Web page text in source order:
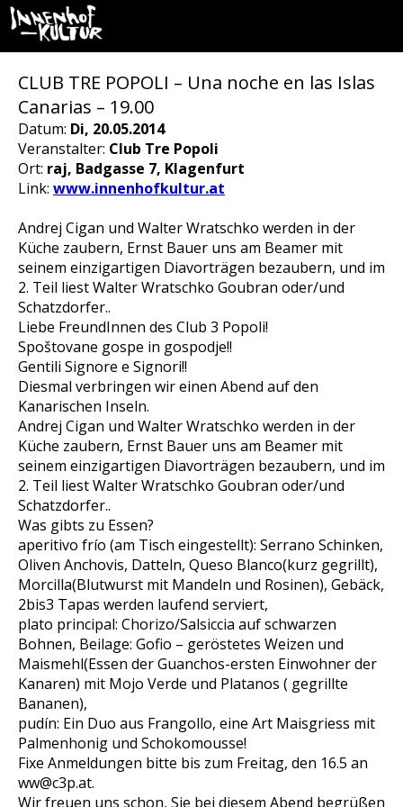
CLUB TRE POPOLI – Una noche en las Islas
Canarias – 19.00
Datum: Di, 20.05.2014
Veranstalter: Club Tre Popoli
Ort: raj, Badgasse 7, Klagenfurt
Link: www.innenhofkultur.at
Andrej Cigan und Walter Wratschko werden in der
Küche zaubern, Ernst Bauer uns am Beamer mit
seinem einzigartigen Diavorträgen bezaubern, und im
2. Teil liest Walter Wratschko Goubran oder/und
Schatzdorfer..
Liebe FreundInnen des Club 3 Popoli!
Spoštovane gospe in gospodje!!
Gentili Signore e Signori!!
Diesmal verbringen wir einen Abend auf den
Kanarischen Inseln.
Andrej Cigan und Walter Wratschko werden in der
Küche zaubern, Ernst Bauer uns am Beamer mit
seinem einzigartigen Diavorträgen bezaubern, und im
2. Teil liest Walter Wratschko Goubran oder/und
Schatzdorfer..
Was gibts zu Essen?
aperitivo frío (am Tisch eingestellt): Serrano Schinken,
Oliven Anchovis, Datteln, Queso Blanco(kurz gegrillt),
Morcilla(Blutwurst mit Mandeln und Rosinen), Gebäck,
2bis3 Tapas werden laufend serviert,
plato principal: Chorizo/Salsiccia auf schwarzen
Bohnen, Beilage: Gofio – geröstetes Weizen und
Maismehl(Essen der Guanchos-ersten Einwohner der
Kanaren) mit Mojo Verde und Platanos ( gegrillte
Bananen),
pudín: Ein Duo aus Frangollo, eine Art Maisgriess mit
Palmenhonig und Schokomousse!
Fixe Anmeldungen bitte bis zum Freitag, den 16.5 an
ww@c3p.at.
Wir freuen uns schon, Sie bei diesem Abend begrüßen